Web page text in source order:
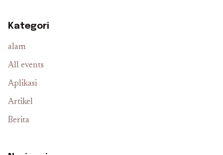
Kategori
alam
All events
Aplikasi
Artikel
Berita